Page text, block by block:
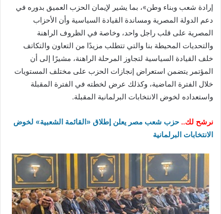
إرادة شعب وبناء وطن»، بما يشير لإيمان الحزب العميق بدوره في
دعم الدولة المصرية ومساندة القيادة السياسية وأن الأحزاب
المصرية على قلب راجل واحد، وخاصة في الظروف الراهنة
والتحديات المحيطة بنا والتي تتطلب مزيدًا من التعاون والتكاتف
خلف القيادة السياسية لتجاوز المرحلة الراهنة، مشيرًا إلى أن
المؤتمر يتضمن استعراض إنجازات الحزب على مختلف المستويات
خلال الفترة الماضية، وكذلك عرض لخطته في الفترة المقبلة
واستعداده لخوض الانتخابات البرلمانية المقبلة.
نرشح لك.. حزب شعب مصر يعلن إطلاق «القائمة الشعبية» لخوض
الانتخابات البرلمانية